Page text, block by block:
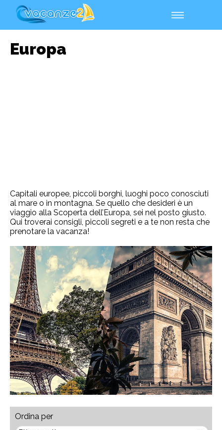
Europa
Capitali europee, piccoli borghi, luoghi poco conosciuti
al mare o in montagna. Se quello che desideri è un
viaggio alla Scoperta dell’Europa, sei nel posto giusto.
Qui troverai consigli, piccoli segreti e a te non resta che
prenotare la vacanza!
Ordina per